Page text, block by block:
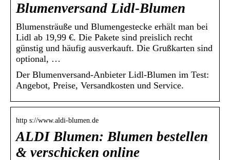
Blumenversand Lidl-Blumen
Blumensträuße und Blumengestecke erhält man bei
Lidl ab 19,99 €. Die Pakete sind preislich recht
günstig und häufig ausverkauft. Die Grußkarten sind
optional, …
Der Blumenversand-Anbieter Lidl-Blumen im Test:
Angebot, Preise, Versandkosten und Service.
http s://www.aldi-blumen.de
ALDI Blumen: Blumen bestellen
& verschicken online